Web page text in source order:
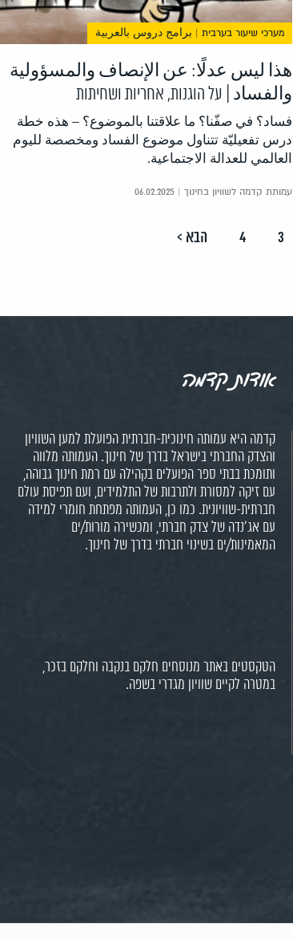
מערכי שיעור בערבית | برامج دروس بالعربية
هذا ليس عدلًا: عن الإنصاف والمسؤولية
والفساد | על הוגנות, אחריות ושחיתות
فساد؟ في صفّنا؟ ما علاقتنا بالموضوع؟ – هذه خطة
درس تفعيليّة تتناول موضوع الفساد ومخصصة لليوم
العالمي للعدالة الاجتماعية.
עמותת קדמה לשוויון בחינוך | 06.02.2025
3
4 הבא >
אודות קדמה
קדמה היא עמותה חינוכית-חברתית הפועלת למען השוויון
והצדק החברתי בישראל בדרך של חינוך. העמותה מלווה
ותומכת בבתי ספר הפועלים בקהילה עם רמת חינוך גבוהה,
עם זיקה למסורת ולתרבות של התלמידים, ועם תפיסת עולם
חברתית-שוויונית. כמו כן, העמותה מפתחת חומרי למידה
עם אג'נדה של צדק חברתי, ומכשירה מורות/ים
המאמינות/ים בשינוי חברתי בדרך של חינוך.
הטקסטים באתר מנוסחים חלקם בנקבה וחלקם בזכר,
במטרה לקיים שוויון מגדרי בשפה.